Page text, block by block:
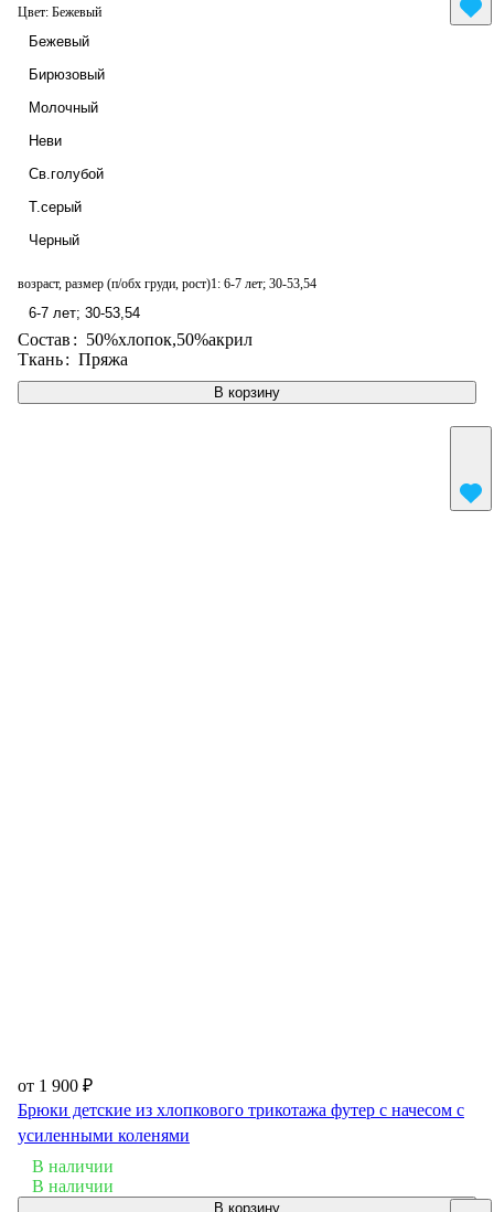
В корзину
Цвет: Бежевый
Бежевый
Бирюзовый
Молочный
Неви
Св.голубой
Т.серый
Черный
возраст, размер (п/обх груди, рост)1: 6-7 лет; 30-53,54
6-7 лет; 30-53,54
Состав: 50%хлопок,50%акрил
Ткань: Пряжа
от 1 900 ₽
Брюки детские из хлопкового трикотажа футер с начесом с
усиленными коленями
В наличии
В наличии
В корзину